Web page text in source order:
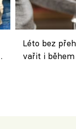
Léto bez
vařit i